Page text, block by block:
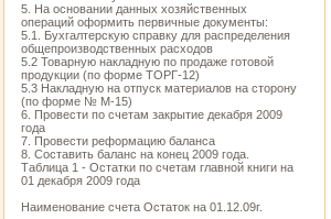
5. На основании данных хозяйственных
операций оформить первичные документы:
5.1. Бухгалтерскую справку для распределения
общепроизводственных расходов
5.2 Товарную накладную по продаже готовой
продукции (по форме ТОРГ-12)
5.3 Накладную на отпуск материалов на сторону
(по форме № М-15)
6. Провести по счетам закрытие декабря 2009
года
7. Провести реформацию баланса
8. Составить баланс на конец 2009 года.
Таблица 1 - Остатки по счетам главной книги на
01 декабря 2009 года
Наименование счета Остаток на 01.12.09г.